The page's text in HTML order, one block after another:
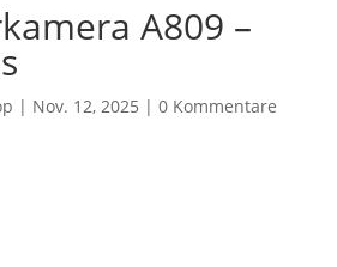
A809 –
| Nov. 12, 2025 | 0 Kommentare